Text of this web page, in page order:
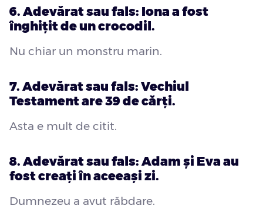
6. Adevărat sau fals: Iona a fost
înghițit de un crocodil.
Nu chiar un monstru marin.
7. Adevărat sau fals: Vechiul
Testament are 39 de cărți.
Asta e mult de citit.
8. Adevărat sau fals: Adam și Eva au
fost creați în aceeași zi.
Dumnezeu a avut răbdare.